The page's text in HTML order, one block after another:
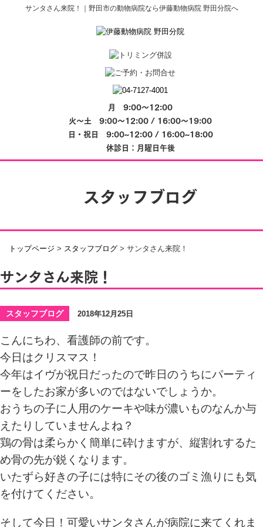
サンタさん来院！｜野田市の動物病院なら伊藤動物病院 野田分院へ
月 9:00～12:00
火～土 9:00～12:00 / 16:00～19:00
日・祝日 9:00~12:00 / 16:00~18:00
休診日：月曜日午後
スタッフブログ
トップページ > スタッフブログ > サンタさん来院！
サンタさん来院！
スタッフブログ 2018年12月25日
こんにちわ、看護師の前です。
今日はクリスマス！
今年はイヴが祝日だったので昨日のうちにパーティ
ーをしたお家が多いのではないでしょうか。
おうちの子に人用のケーキや味が濃いものなんか与
えたりしていませんよね？
鶏の骨は柔らかく簡単に砕けますが、縦割れするた
め骨の先が鋭くなります。
いたずら好きの子には特にその後のゴミ漁りにも気
を付けてください。
そして今日！可愛いサンタさんが病院に来てくれま